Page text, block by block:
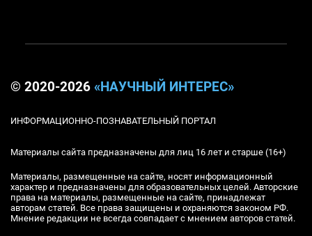
© 2020-2026 «НАУЧНЫЙ ИНТЕРЕС»
ИНФОРМАЦИОННО-ПОЗНАВАТЕЛЬНЫЙ ПОРТАЛ
Материалы сайта предназначены для лиц 16 лет и старше (16+)
Материалы, размещенные на сайте, носят информационный
характер и предназначены для образовательных целей. Авторские
права на материалы, размещенные на сайте, принадлежат
авторам статей. Все права защищены и охраняются законом РФ.
Мнение редакции не всегда совпадает с мнением авторов статей.